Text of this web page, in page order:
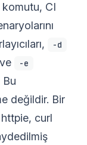
komutu, CI
-d
-e
Bu
değildir. Bir
curl